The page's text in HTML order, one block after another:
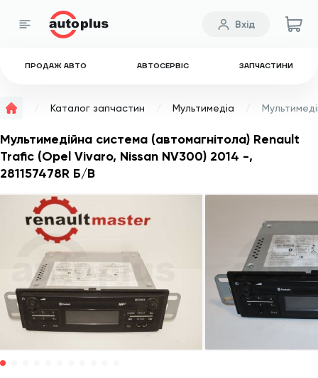
ПРОДАЖ АВТО АВТОСЕРВІС ЗАПЧАСТИНИ
Вхід
Каталог запчастин Мультимедіа
Мультимедійна система (автомагнітола) Renault
Trafic (Opel Vivaro, Nissan NV300) 2014 -,
281157478R Б/В